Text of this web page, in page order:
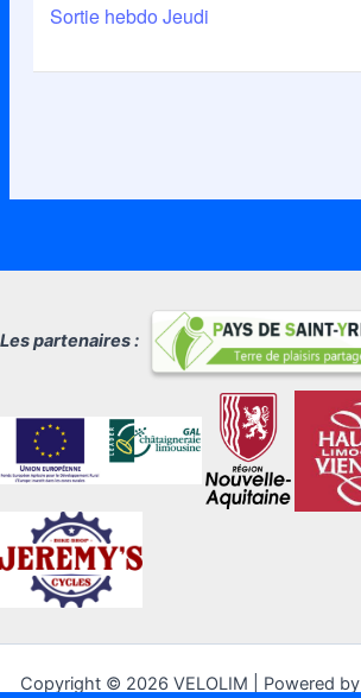
Sortie hebdo Jeudi
Les partenaires :
Copyright © 2026 VELOLIM | Powered by